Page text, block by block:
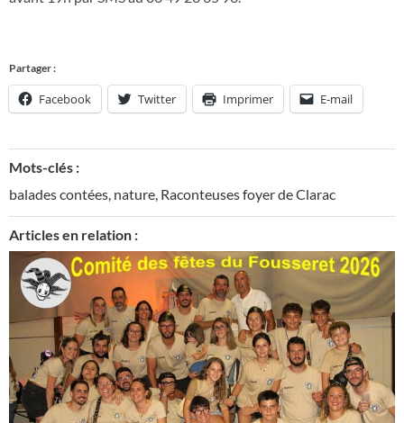
Partager :
Facebook Twitter Imprimer E-mail
Mots-clés :
balades contées nature Raconteuses foyer de Clarac
Articles en relation :